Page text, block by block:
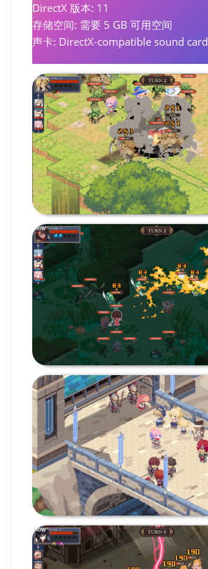
DirectX 版本: 11
存储空间: 需要 5 GB 可用空间
声卡: DirectX-compatible sound card